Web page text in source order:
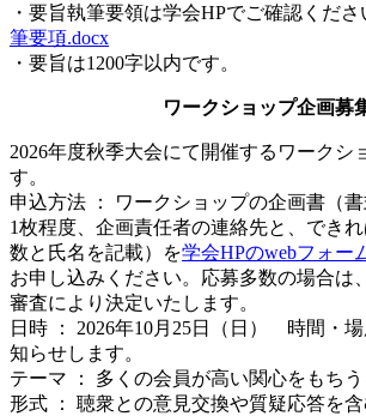
・要旨執筆要領は学会HPでご確認くだ
筆要項.docx
・要旨は1200字以内です。
ワークショップ企画募
2026年度秋季大会にて開催するワークシ
す。
申込方法 ： ワークショップの企画書（
1枚程度、企画責任者の連絡先と、でき
数と氏名を記載）を学会HPのwebフォー
お申し込みください。応募多数の場合は
審査により決定いたします。
日時 ： 2026年10月25日（日） 時間・
知らせします。
テーマ ： 多くの会員が高い関心をもちう
形式 ： 聴衆との意見交換や質疑応答を